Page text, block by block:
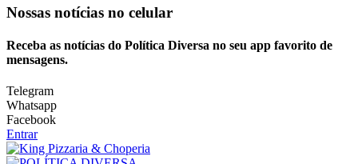
Nossas notícias no celular
Receba as notícias do Política Diversa no seu app favorito de
mensagens.
Telegram
Whatsapp
Facebook
Entrar